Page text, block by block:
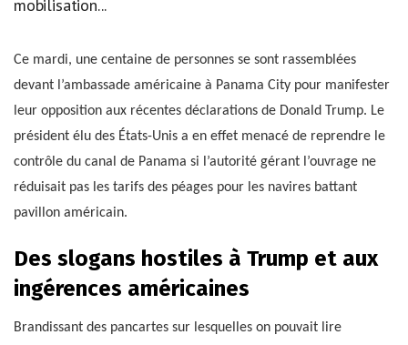
mobilisation...
Ce mardi, une centaine de personnes se sont rassemblées
devant l’ambassade américaine à Panama City pour manifester
leur opposition aux récentes déclarations de Donald Trump. Le
président élu des États-Unis a en effet menacé de reprendre le
contrôle du canal de Panama si l’autorité gérant l’ouvrage ne
réduisait pas les tarifs des péages pour les navires battant
pavillon américain.
Des slogans hostiles à Trump et aux
ingérences américaines
Brandissant des pancartes sur lesquelles on pouvait lire